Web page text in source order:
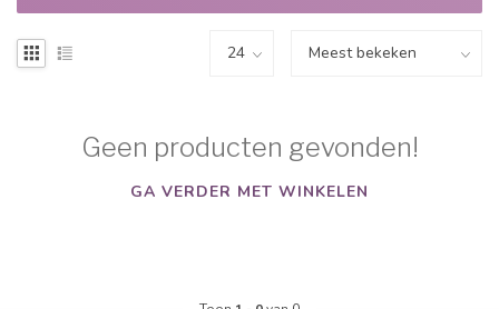
Geen producten gevonden!
GA VERDER MET WINKELEN